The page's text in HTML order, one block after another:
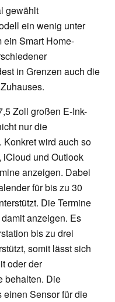
gewählt
ein wenig unter
ein Smart Home-
in Grenzen auch die
Zoll großen E-Ink-
nur die
Konkret wird auch so
und Outlook
anzeigen. Dabei
für bis zu 30
Die Termine
anzeigen. Es
bis zu drei
somit lässt sich
oder der
behalten. Die
einen Sensor für die